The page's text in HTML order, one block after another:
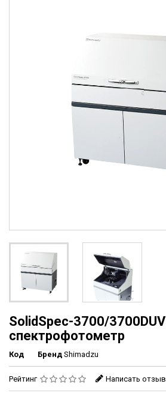
SolidSpec-3700/3700DUV
спектрофотометр
Код Бренд Shimadzu
Рейтинг Написать отзыв